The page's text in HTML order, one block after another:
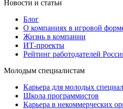
Новости и статьи
Блог
О компаниях в игровой
Жизнь в компании
ИТ-проекты
Рейтинг работодателей
Молодым специалистам
Карьера для молодых
Школа программистов
Карьера в некоммерческих